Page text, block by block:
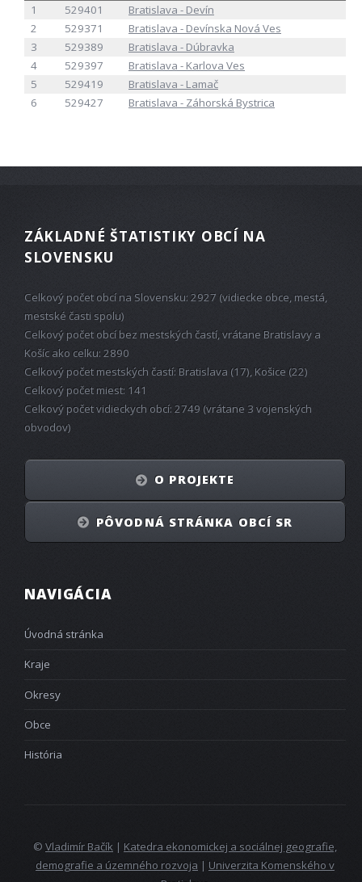
1
529401
Bratislava - Devín
2
529371
Bratislava - Devínska Nová Ves
3
529389
Bratislava - Dúbravka
4
529397
Bratislava - Karlova Ves
5
529419
Bratislava - Lamač
6
529427 Bratislava - Záhorská Bystrica
NAVIGÁCIA
Úvodná stránka
Kraje
Okresy
Obce
História
ZÁKLADNÉ ŠTATISTIKY OBCÍ NA
SLOVENSKU
Celkový počet obcí na Slovensku: 2927 (vidiecke obce, mestá,
mestské časti spolu)
Celkový počet obcí bez mestských častí, vrátane Bratislavy a
Košíc ako celku: 2890
Celkový počet mestských častí: Bratislava (17), Košice (22)
Celkový počet miest: 141
Celkový počet vidieckych obcí: 2749 (vrátane 3 vojenských
obvodov)
O PROJEKTE
PÔVODNÁ STRÁNKA OBCÍ SR
© Vladimír Bačík | Katedra ekonomickej a sociálnej geografie,
demografie a územného rozvoja | Univerzita Komenského v